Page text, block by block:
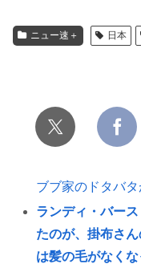
ニュー速＋ 日本
ブブ家のドタバタ
ランディ・バー
たのが、掛布さ
は髪の毛がなくな